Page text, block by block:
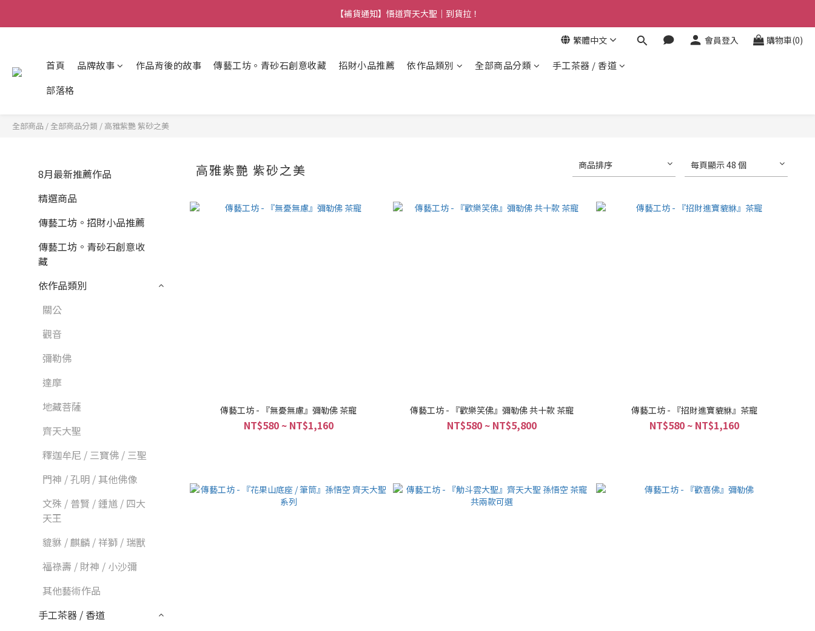
【熱門】馬上有系列！四種寶物幫你財運「轉」進來
【補貨通知】悟道齊天大聖｜到貨拉！
繁體中文 會員登入 購物車(0)
首頁 品牌故事 作品背後的故事 傳藝工坊。青砂石創意收藏 招財小品推薦 依作品類別 全部商品分類
手工茶器 / 香道
部落格
全部商品 / 全部商品分類 / 高雅紫艷 紫砂之美
8月最新推薦作品
精選商品
傳藝工坊。招財小品推薦
傳藝工坊。青砂石創意收
藏
依作品類別
關公
觀音
彌勒佛
達摩
地藏菩薩
齊天大聖
釋迦牟尼 / 三寶佛 / 三聖
門神 / 孔明 / 其他佛像
文殊 / 普賢 / 鍾馗 / 四大
天王
貔貅 / 麒麟 / 祥獅 / 瑞獸
福祿壽 / 財神 / 小沙彌
其他藝術作品
手工茶器 / 香道
高雅紫艷 紫砂之美 商品排序 每頁顯示 48 個
傳藝工坊 - 『無憂無慮』彌勒佛 茶寵
NT$580 ~ NT$1,160
傳藝工坊 - 『歡樂笑佛』彌勒佛 共十款 茶寵
NT$580 ~ NT$5,800
傳藝工坊 - 『招財進寶貔貅』茶寵
NT$580 ~ NT$1,160